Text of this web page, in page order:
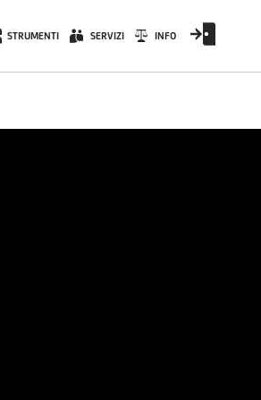
STRUMENTI SERVIZI INFO